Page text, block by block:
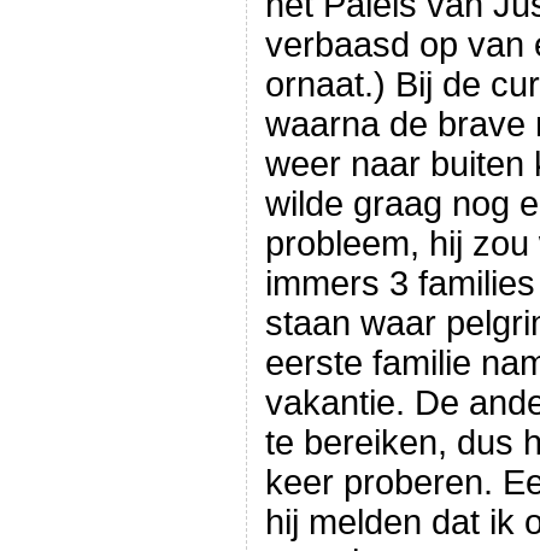
verbaasd op van
ornaat.) Bij de
waarna de brave
weer naar buiten
wilde graag nog
probleem, hij
immers 3
staan waar
eerste familie
vakantie. De
te bereiken, dus
keer proberen.
hij melden dat ik